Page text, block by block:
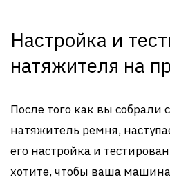
Настройка и
натяжителя на
После того как вы собрали
натяжитель ремня,
его настройка и
хотите, чтобы ваша